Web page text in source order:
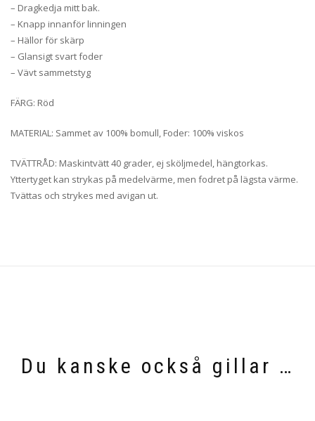
– Dragkedja mitt bak.
– Knapp innanför linningen
– Hällor för skärp
– Glansigt svart foder
– Vävt sammetstyg
FÄRG: Röd
MATERIAL: Sammet av 100% bomull, Foder: 100% viskos
TVÄTTRÅD: Maskintvätt 40 grader, ej sköljmedel, hängtorkas.
Yttertyget kan strykas på medelvärme, men fodret på lägsta värme.
Tvättas och strykes med avigan ut.
Du kanske också gillar …